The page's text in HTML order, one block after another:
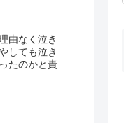
由なく泣き
しても泣き
たのかと責